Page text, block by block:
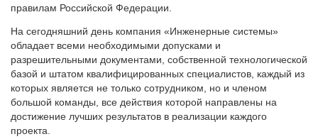
правилам Российской Федерации.
На сегодняшний день компания «Инженерные системы»
обладает всеми необходимыми допусками и
разрешительными документами, собственной технологической
базой и штатом квалифицированных специалистов, каждый из
которых является не только сотрудником, но и членом
большой команды, все действия которой направлены на
достижение лучших результатов в реализации каждого
проекта.